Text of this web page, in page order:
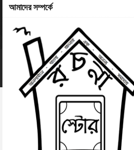
আমাদের সম্পর্কে